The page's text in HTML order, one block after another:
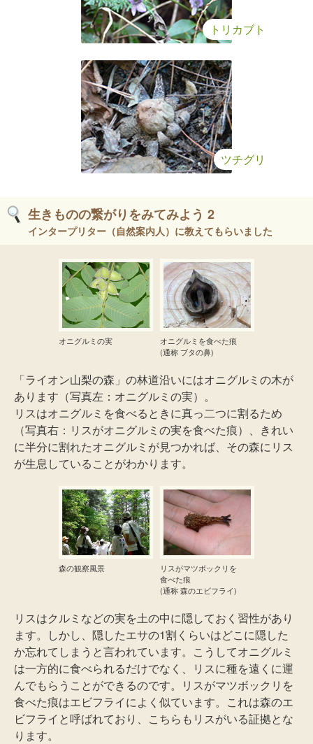
トリカブト
ツチグリ
生きものの繋がりをみてみよう 2
インタープリター（自然案内人）に教えてもらいました
オニグルミの実
オニグルミを食べた痕
(通称 ブタの鼻)
「ライオン山梨の森」の林道沿いにはオニグルミの木が
あります（写真左：オニグルミの実）。
リスはオニグルミを食べるときに真っ二つに割るため
（写真右：リスがオニグルミの実を食べた痕）、きれい
に半分に割れたオニグルミが見つかれば、その森にリス
が生息していることがわかります。
森の観察風景
リスがマツボックリを
食べた痕
(通称 森のエビフライ)
リスはクルミなどの実を土の中に隠しておく習性があり
ます。しかし、隠したエサの1割くらいはどこに隠した
か忘れてしまうと言われています。こうしてオニグルミ
は一方的に食べられるだけでなく、リスに種を遠くに運
んでもらうことができるのです。リスがマツボックリを
食べた痕はエビフライによく似ています。これは森のエ
ビフライと呼ばれており、こちらもリスがいる証拠とな
ります。